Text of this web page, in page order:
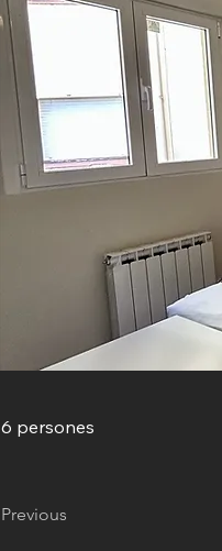
6 persones
Previous